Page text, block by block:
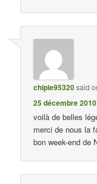
chipie95320said
25 décembre
voilà de belles
merci de nous la
bon week-end de